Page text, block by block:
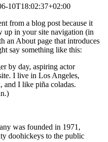
10T18:02:37+02:00
from a blog post because it
up in your site navigation (in
an About page that introduces
say something like this:
by day, aspiring actor
I live in Los Angeles,
and I like piña coladas.
was founded in 1971,
doohickeys to the public